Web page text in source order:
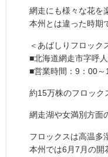
網走にも様々な花を
本州とは違った時期
＜あばしりフロック
■北海道網走市字呼
■営業時間：9：00
約15万株のフロック
網走湖や女満別方面
フロックスは高温多
本州では6月7月の開